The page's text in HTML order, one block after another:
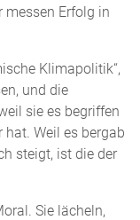
messen Erfolg in
Klimapolitik“,
und die
sie es begriffen
hat. Weil es bergab
steigt, ist die der
Sie lächeln,